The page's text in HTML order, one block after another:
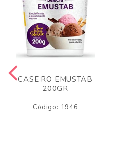
CASEIRO EMUSTAB
200GR
Código: 1946